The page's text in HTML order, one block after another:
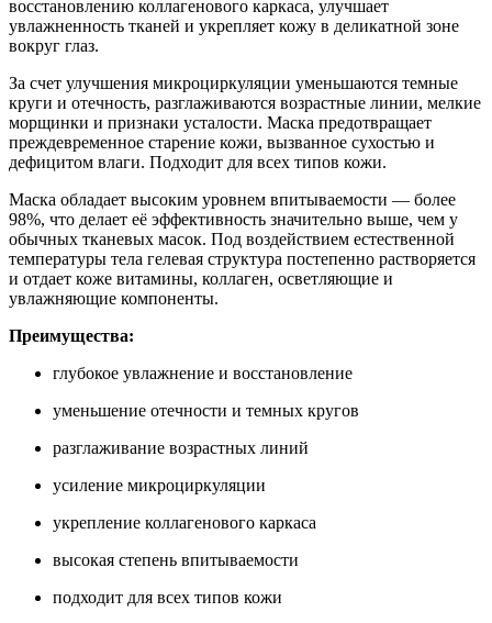
восстановлению коллагенового каркаса, улучшает
увлажненность тканей и укрепляет кожу в деликатной зоне
вокруг глаз.
За счет улучшения микроциркуляции уменьшаются темные
круги и отечность, разглаживаются возрастные линии, мелкие
морщинки и признаки усталости. Маска предотвращает
преждевременное старение кожи, вызванное сухостью и
дефицитом влаги. Подходит для всех типов кожи.
Маска обладает высоким уровнем впитываемости — более
98%, что делает её эффективность значительно выше, чем у
обычных тканевых масок. Под воздействием естественной
температуры тела гелевая структура постепенно растворяется
и отдает коже витамины, коллаген, осветляющие и
увлажняющие компоненты.
Преимущества:
глубокое увлажнение и восстановление
уменьшение отечности и темных кругов
разглаживание возрастных линий
усиление микроциркуляции
укрепление коллагенового каркаса
высокая степень впитываемости
подходит для всех типов кожи